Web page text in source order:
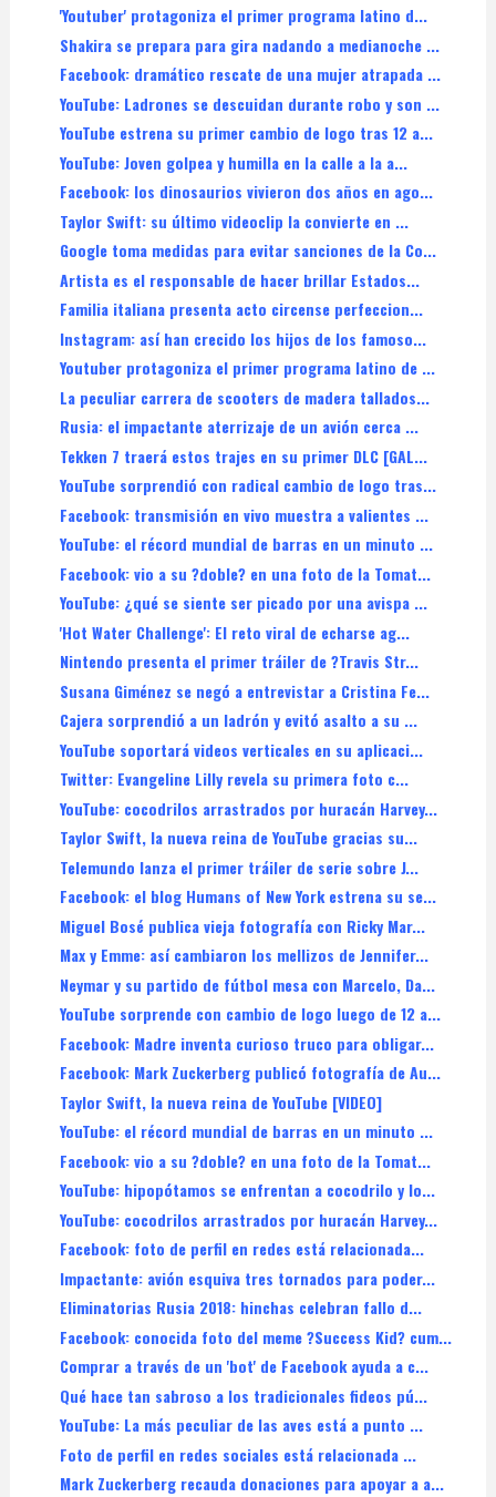
'Youtuber' protagoniza el primer programa latino d...
Shakira se prepara para gira nadando a medianoche ...
Facebook: dramático rescate de una mujer atrapada ...
YouTube: Ladrones se descuidan durante robo y son ...
YouTube estrena su primer cambio de logo tras 12 a...
YouTube: Joven golpea y humilla en la calle a la a...
Facebook: los dinosaurios vivieron dos años en ago...
Taylor Swift: su último videoclip la convierte en ...
Google toma medidas para evitar sanciones de la Co...
Artista es el responsable de hacer brillar Estados...
Familia italiana presenta acto circense perfeccion...
Instagram: así han crecido los hijos de los famoso...
Youtuber protagoniza el primer programa latino de ...
La peculiar carrera de scooters de madera tallados...
Rusia: el impactante aterrizaje de un avión cerca ...
Tekken 7 traerá estos trajes en su primer DLC [GAL...
YouTube sorprendió con radical cambio de logo tras...
Facebook: transmisión en vivo muestra a valientes ...
YouTube: el récord mundial de barras en un minuto ...
Facebook: vio a su ?doble? en una foto de la Tomat...
YouTube: ¿qué se siente ser picado por una avispa ...
'Hot Water Challenge': El reto viral de echarse ag...
Nintendo presenta el primer tráiler de ?Travis Str...
Susana Giménez se negó a entrevistar a Cristina Fe...
Cajera sorprendió a un ladrón y evitó asalto a su ...
YouTube soportará videos verticales en su aplicaci...
Twitter: Evangeline Lilly revela su primera foto c...
YouTube: cocodrilos arrastrados por huracán Harvey...
Taylor Swift, la nueva reina de YouTube gracias su...
Telemundo lanza el primer tráiler de serie sobre J...
Facebook: el blog Humans of New York estrena su se...
Miguel Bosé publica vieja fotografía con Ricky Mar...
Max y Emme: así cambiaron los mellizos de Jennifer...
Neymar y su partido de fútbol mesa con Marcelo, Da...
YouTube sorprende con cambio de logo luego de 12 a...
Facebook: Madre inventa curioso truco para obligar...
Facebook: Mark Zuckerberg publicó fotografía de Au...
Taylor Swift, la nueva reina de YouTube [VIDEO]
YouTube: el récord mundial de barras en un minuto ...
Facebook: vio a su ?doble? en una foto de la Tomat...
YouTube: hipopótamos se enfrentan a cocodrilo y lo...
YouTube: cocodrilos arrastrados por huracán Harvey...
Facebook: foto de perfil en redes está relacionada...
Impactante: avión esquiva tres tornados para poder...
Eliminatorias Rusia 2018: hinchas celebran fallo d...
Facebook: conocida foto del meme ?Success Kid? cum...
Comprar a través de un 'bot' de Facebook ayuda a c...
Qué hace tan sabroso a los tradicionales fideos pú...
YouTube: La más peculiar de las aves está a punto ...
Foto de perfil en redes sociales está relacionada ...
Mark Zuckerberg recauda donaciones para apoyar a a...